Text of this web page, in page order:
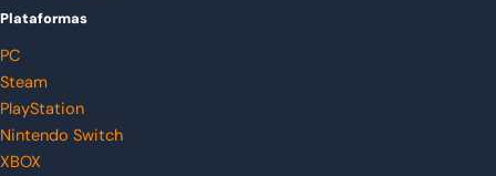
Plataformas
PC
Steam
PlayStation
Nintendo Switch
XBOX